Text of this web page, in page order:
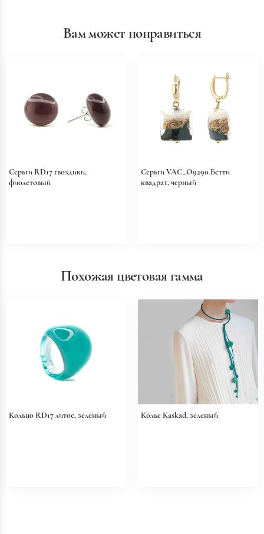
Вам может понравиться
Серьги RD17 гвоздики,
фиолетовый
Серьги VAC_O9290 Бетти
квадрат, черный
Похожая цветовая гамма
Кольцо RD17 литое, зеленый Колье Kaskad, зеленый